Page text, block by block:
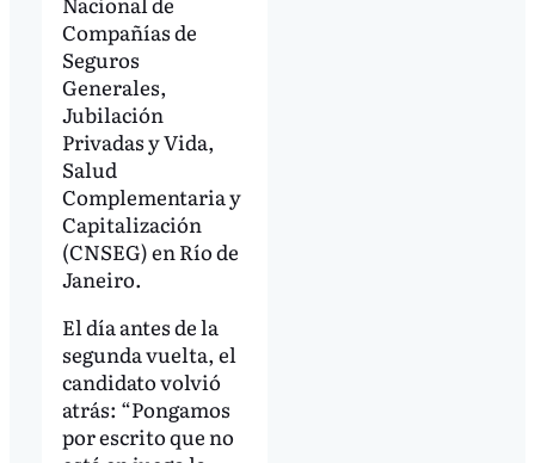
Compañías de
Seguros
Generales,
Jubilación
Privadas y Vida,
Salud
Complementaria y
Capitalización
(CNSEG) en Río de
Janeiro.
El día antes de la
segunda vuelta, el
candidato volvió
atrás: “Pongamos
por escrito que no